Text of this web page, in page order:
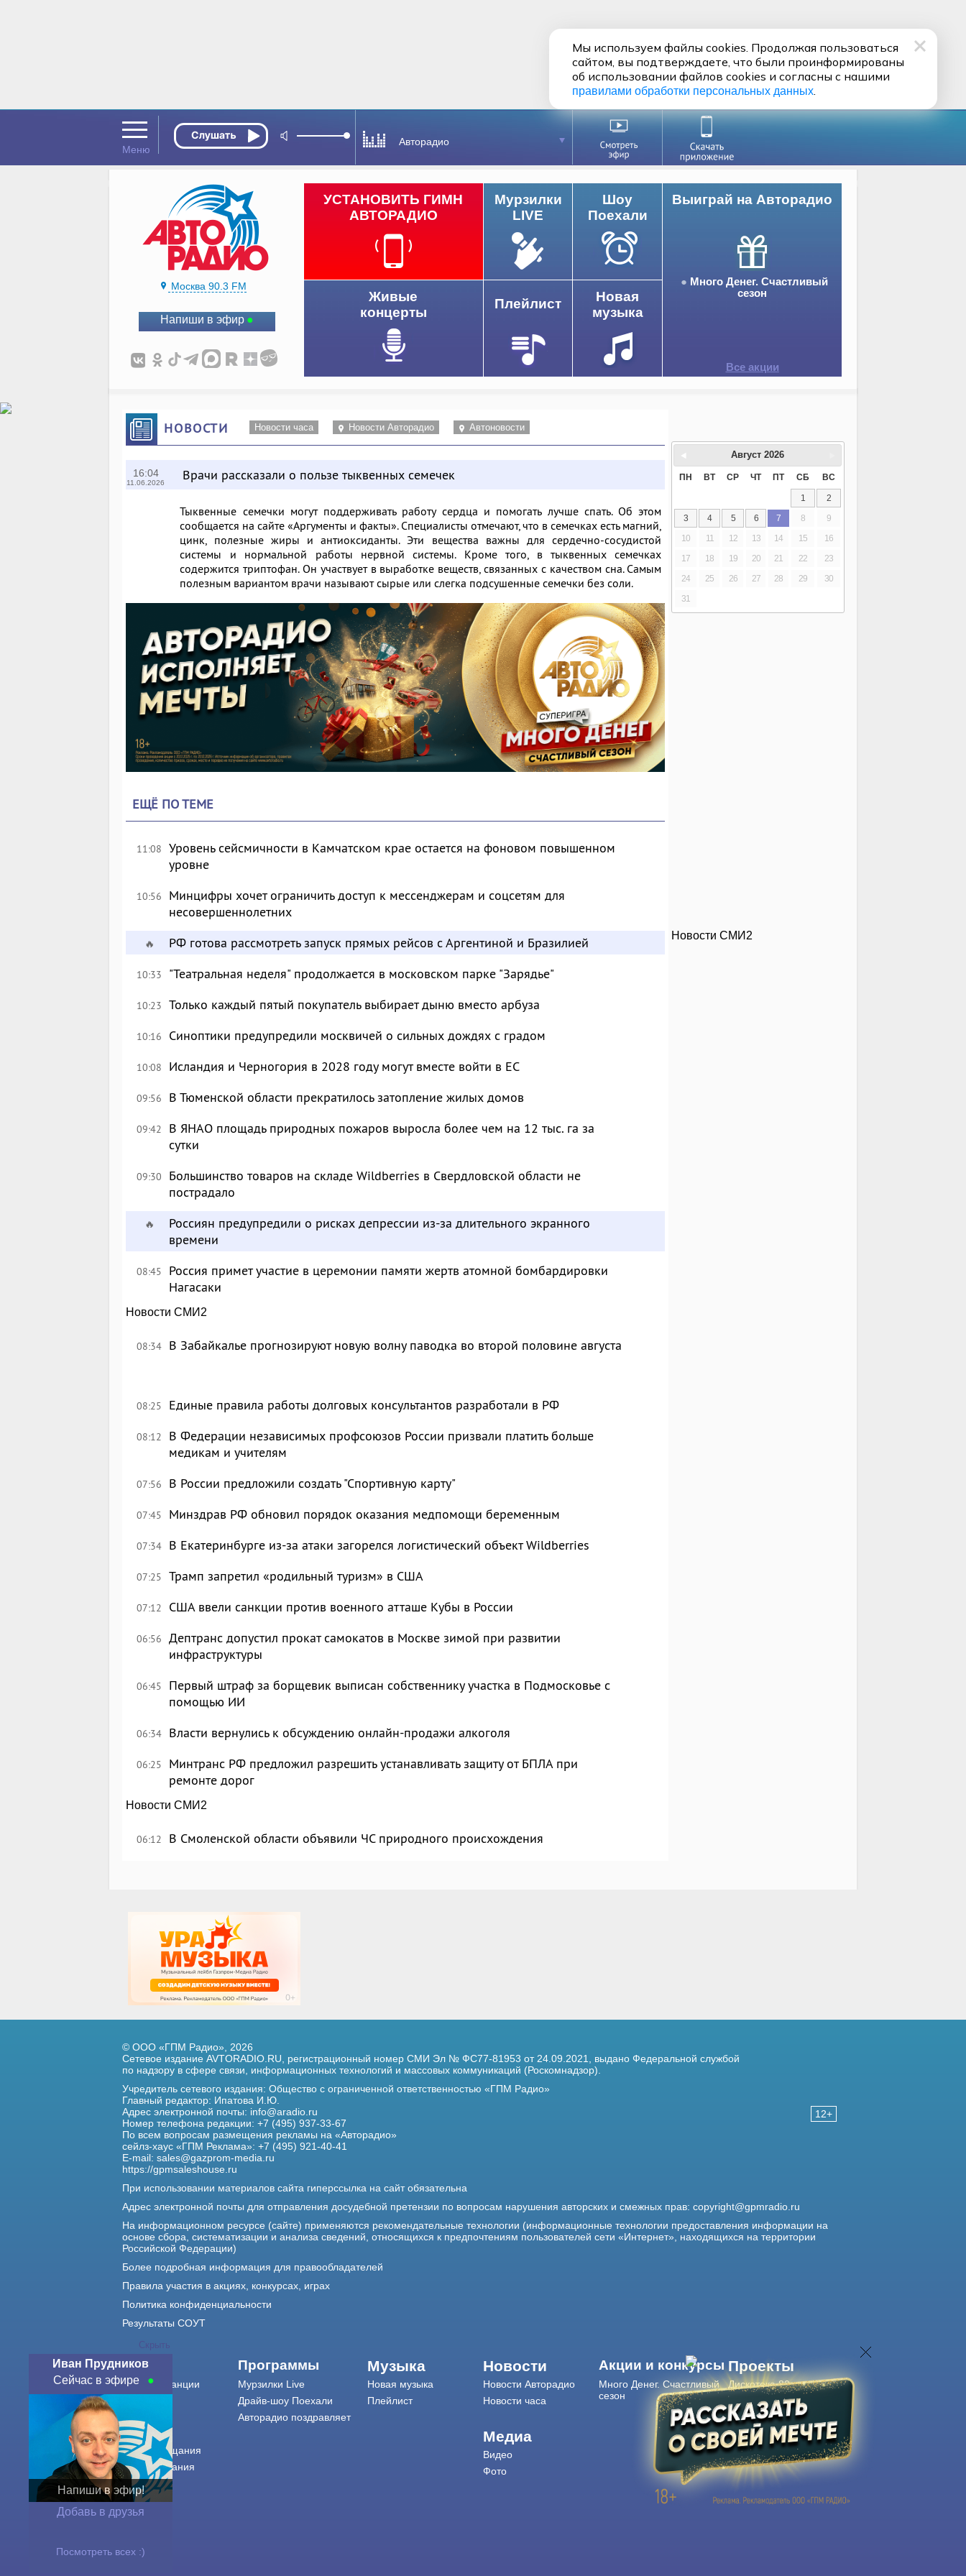
Авторадио
Москва 90.3 FM
Напиши в эфир
Выиграй на Авторадио
Много Денег. Счастливый
сезон
Все акции
УСТАНОВИТЬ ГИМН
АВТОРАДИО
Мурзилки
LIVE
Шоу
Поехали
Живые
концерты
Плейлист
Новая
музыка
НОВОСТИ Новости часа Новости Авторадио Автоновости
16:04
11.06.2026 Врачи рассказали о пользе тыквенных семечек
Тыквенные семечки могут поддерживать работу сердца и помогать лучше спать. Об этом
сообщается на сайте«Аргументы и факты». Специалисты отмечают, что в семечках есть магний,
цинк, полезные жиры и антиоксиданты. Эти вещества важны для сердечно-сосудистой
системы и нормальной работы нервной системы. Кроме того, в тыквенных семечках
содержится триптофан. Он участвует в выработке веществ, связанных с качеством сна. Самым
полезным вариантом врачи называют сырые или слегка подсушенные семечки без соли.
ЕЩЁ ПО ТЕМЕ
11:08 Уровень сейсмичности в Камчатском крае остается на фоновом повышенном
уровне
10:56
Минцифры хочет ограничить доступ к мессенджерам и соцсетям для
несовершеннолетних
🔥 РФ готова рассмотреть запуск прямых рейсов с Аргентиной и Бразилией
10:33 "Театральная неделя" продолжается в московском парке "Зарядье"
10:23 Только каждый пятый покупатель выбирает дыню вместо арбуза
10:16 Синоптики предупредили москвичей о сильных дождях с градом
10:08 Исландия и Черногория в 2028 году могут вместе войти в ЕС
09:56 В Тюменской области прекратилось затопление жилых домов
09:42
В ЯНАО площадь природных пожаров выросла более чем на 12 тыс. га за
сутки
09:30
Большинство товаров на складе Wildberries в Свердловской области не
пострадало
🔥
Россиян предупредили о рисках депрессии из-за длительного экранного
времени
08:45
Россия примет участие в церемонии памяти жертв атомной бомбардировки
Нагасаки
Новости СМИ2
08:34 В Забайкалье прогнозируют новую волну паводка во второй половине августа
08:25 Единые правила работы долговых консультантов разработали в РФ
08:12
В Федерации независимых профсоюзов России призвали платить больше
медикам и учителям
07:56 В России предложили создать "Спортивную карту"
07:45 Минздрав РФ обновил порядок оказания медпомощи беременным
07:34 В Екатеринбурге из-за атаки загорелся логистический объект Wildberries
07:25 Трамп запретил «родильный туризм» в США
07:12 США ввели санкции против военного атташе Кубы в России
06:56 Дептранс допустил прокат самокатов в Москве зимой при развитии
инфраструктуры
06:45
Первый штраф за борщевик выписан собственнику участка в Подмосковье с
помощью ИИ
06:34 Власти вернулись к обсуждению онлайн-продажи алкоголя
06:25
Минтранс РФ предложил разрешить устанавливать защиту от БПЛА при
ремонте дорог
Новости СМИ2
06:12 В Смоленской области объявили ЧС природного происхождения
Август 2026
ПН ВТ СР ЧТ ПТ СБ ВС
1
2
3
4 5 6 7 8
9
10
11 12 13 14 15
16
17
18 19 20 21 22
23
24
25 26 27 28 29
30
31
Новости СМИ2
Скрыть
Иван Прудников
Сейчас в эфире
Напиши в эфир!
Добавь в друзья
Посмотреть всех :)
12+
© ООО «ГПМ Радио», 2026
Сетевое издание AVTORADIO.RU, регистрационный номер СМИ Эл № ФС77-81953 от 24.09.2021, выдано Федеральной службой
по надзору в сфере связи, информационных технологий и массовых коммуникаций (Роскомнадзор).
Учредитель сетевого издания: Общество с ограниченной ответственностью «ГПМ Радио»
Главный редактор: Ипатова И.Ю.
Адрес электронной почты: info@aradio.ru
Номер телефона редакции: +7 (495) 937-33-67
По всем вопросам размещения рекламы на «Авторадио»
сейлз-хаус «ГПМ Реклама»: +7 (495) 921-40-41
E-mail: sales@gazprom-media.ru
https://gpmsaleshouse.ru
При использовании материалов сайта гиперссылка на сайт обязательна
Адрес электронной почты для отправления досудебной претензии по вопросам нарушения авторских и смежных прав: copyright@gpmradio.ru
На информационном ресурсе (сайте) применяются рекомендательные технологии (информационные технологии предоставления информации на
основе сбора, систематизации и анализа сведений, относящихся к предпочтениям пользователей сети «Интернет», находящихся на территории
Российской Федерации)
Более подробная информация для правообладателей
Правила участия в акциях, конкурсах, играх
Политика конфиденциальности
Результаты СОУТ
О нас
О радиостанции
Контакты
Реклама
Города вещания
Сетка вещания
История
Оферта
Программы
Мурзилки Live
Драйв-шоу Поехали
Авторадио поздравляет
Музыка
Новая музыка
Плейлист
Новости
Новости Авторадио
Новости часа
Медиа
Видео
Фото
Акции и конкурсы
Много Денег. Счастливый
сезон
Проекты
Дискотека 80-х
Живые концерты
Журнал Авторадио
Авторадиов смартфоне
Мы используем файлы cookies. Продолжая пользоваться
сайтом, вы подтверждаете, что были проинформированы
об использовании файлов cookies и согласны с нашими
правилами обработки персональных данных.